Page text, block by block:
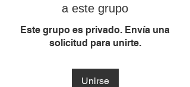
a este grupo
Este grupo es privado. Envía una
solicitud para unirte.
Unirse